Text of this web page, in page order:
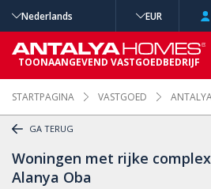
STARTPAGINA VASTGOED
GA TERUG
Woningen met rijke
Alanya Oba
Nederlands EUR
TOONAANGEVEND VASTGOEDBEDRIJF
GEAVANCEERD
ZOEKEN